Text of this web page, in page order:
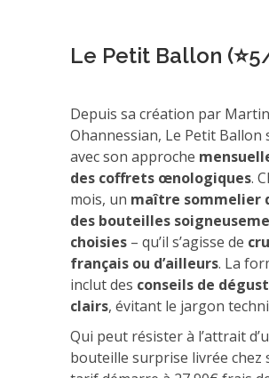
Le Petit Ballon
Depuis sa création par Martin
Ohannessian, Le Petit Ballon
avec son approche
des coffrets œnologiques.
mois, un maître sommelier
des bouteilles
choisies – qu’il s’agisse de
français ou d’ailleurs. La
inclut des conseils de
clairs, évitant le jargon
Qui peut résister à l’attrait
bouteille surprise livrée chez